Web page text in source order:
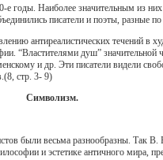
годы. Наиболее значительным из
писатели и поэты, разные
антиреалистических течений в
“Властителями душ”
и др. Эти писатели видели
стр. 3- 9)
Символизм.
были весьма разнообразны. Так
и эстетике античного